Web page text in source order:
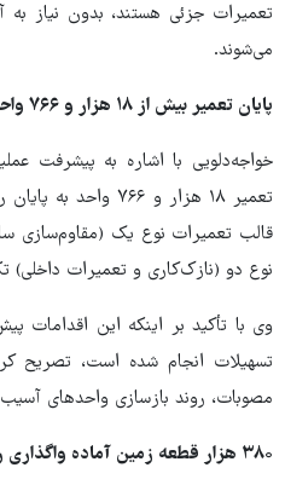
تعمیرات جزئی هستند، بدون نیاز به
می‌شوند.
پایان تعمیر بیش از ۱۸ هزار و۷۶۶
خواجه‌دلویی با اشاره به پیشرفت
نوع دو (نازک‌کاری و تعمیرات
وی با تأکید بر اینکه این اقدامات
تسهیلات انجام شده است، تصریح
مصوبات، روند بازسازی واحدهای
۳۸۰ هزار قطعه زمین آماده واگذاری